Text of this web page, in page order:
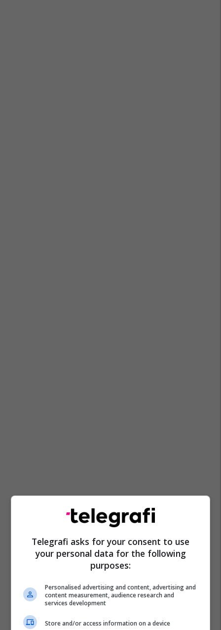
Përmbarues Privat
Prizren
Telegrafi asks for your consent to use
your personal data for the following
purposes:
Personalised advertising and content, advertising and
content measurement, audience research and
services development
Store and/or access information on a device